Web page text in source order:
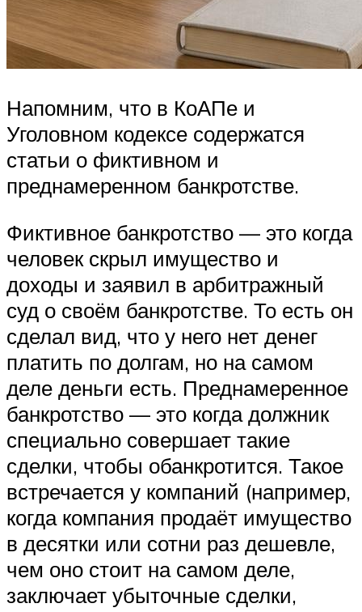
Напомним, что в КоАПе и
Уголовном кодексе содержатся
статьи о фиктивном и
преднамеренном банкротстве.
Фиктивное банкротство — это когда
человек скрыл имущество и
доходы и заявил в арбитражный
суд о своём банкротстве. То есть он
сделал вид, что у него нет денег
платить по долгам, но на самом
деле деньги есть. Преднамеренное
банкротство — это когда должник
специально совершает такие
сделки, чтобы обанкротится. Такое
встречается у компаний (например,
когда компания продаёт имущество
в десятки или сотни раз дешевле,
чем оно стоит на самом деле,
заключает убыточные сделки,